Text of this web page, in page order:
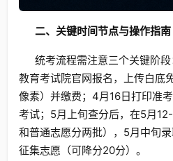
二、关键时间节点与操作指南
统考流程需注意三个关键阶
教育考试院官网报名，上传白
像素）并缴费；4月16日打印准
考试；5月上旬查分后，在5月
和普通志愿分两批），5月中旬
征集志愿（可降分20分）。